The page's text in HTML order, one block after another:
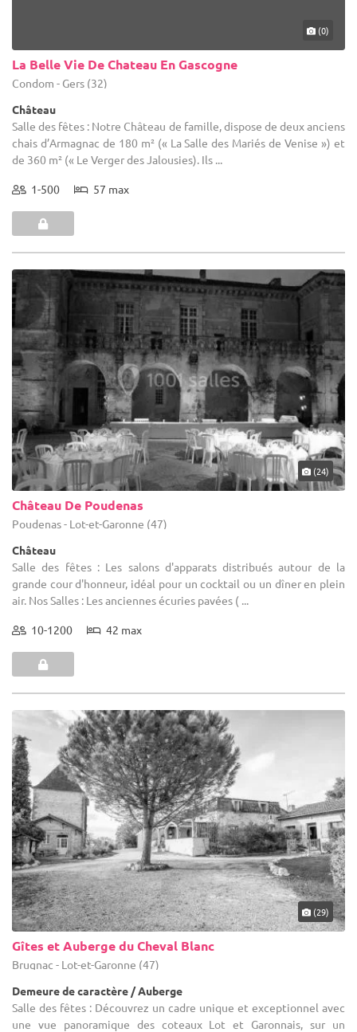
(0)
La Belle Vie De Chateau En Gascogne
Condom - Gers (32)
Château
Salle des fêtes : Notre Château de famille, dispose de deux anciens
chais d’Armagnac de 180 m² (« La Salle des Mariés de Venise ») et
de 360 m² (« Le Verger des Jalousies). Ils ...
1-500 57 max
(24)
Château De Poudenas
Poudenas - Lot-et-Garonne (47)
Château
Salle des fêtes : Les salons d'apparats distribués autour de la
grande cour d'honneur, idéal pour un cocktail ou un dîner en plein
air. Nos Salles : Les anciennes écuries pavées ( ...
10-1200 42 max
(29)
Gîtes et Auberge du Cheval Blanc
Brugnac - Lot-et-Garonne (47)
Demeure de caractère / Auberge
Salle des fêtes : Découvrez un cadre unique et exceptionnel avec
une vue panoramique des coteaux Lot et Garonnais, sur un